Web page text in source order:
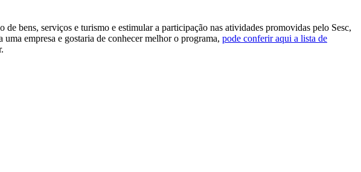
bens, serviços e turismo e estimular a participação nas atividades promovidas pelo Sesc,
uma empresa e gostaria de conhecer melhor o programa, pode conferir aqui a lista de